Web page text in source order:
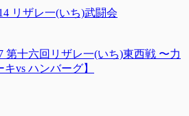
リザレ一(いち)武闘会
第十六回リザレ一(いち)東西戦 〜力
vs ハンバーグ】